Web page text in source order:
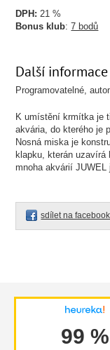
DPH: 21 %
Bonus klub:7 bodů
Další informace
Programovatelné,
K umístění krmítka je
akvária, do kterého je
Nosná miska je
klapku, kterán
mnoha akvárií
sdílet na
99 %